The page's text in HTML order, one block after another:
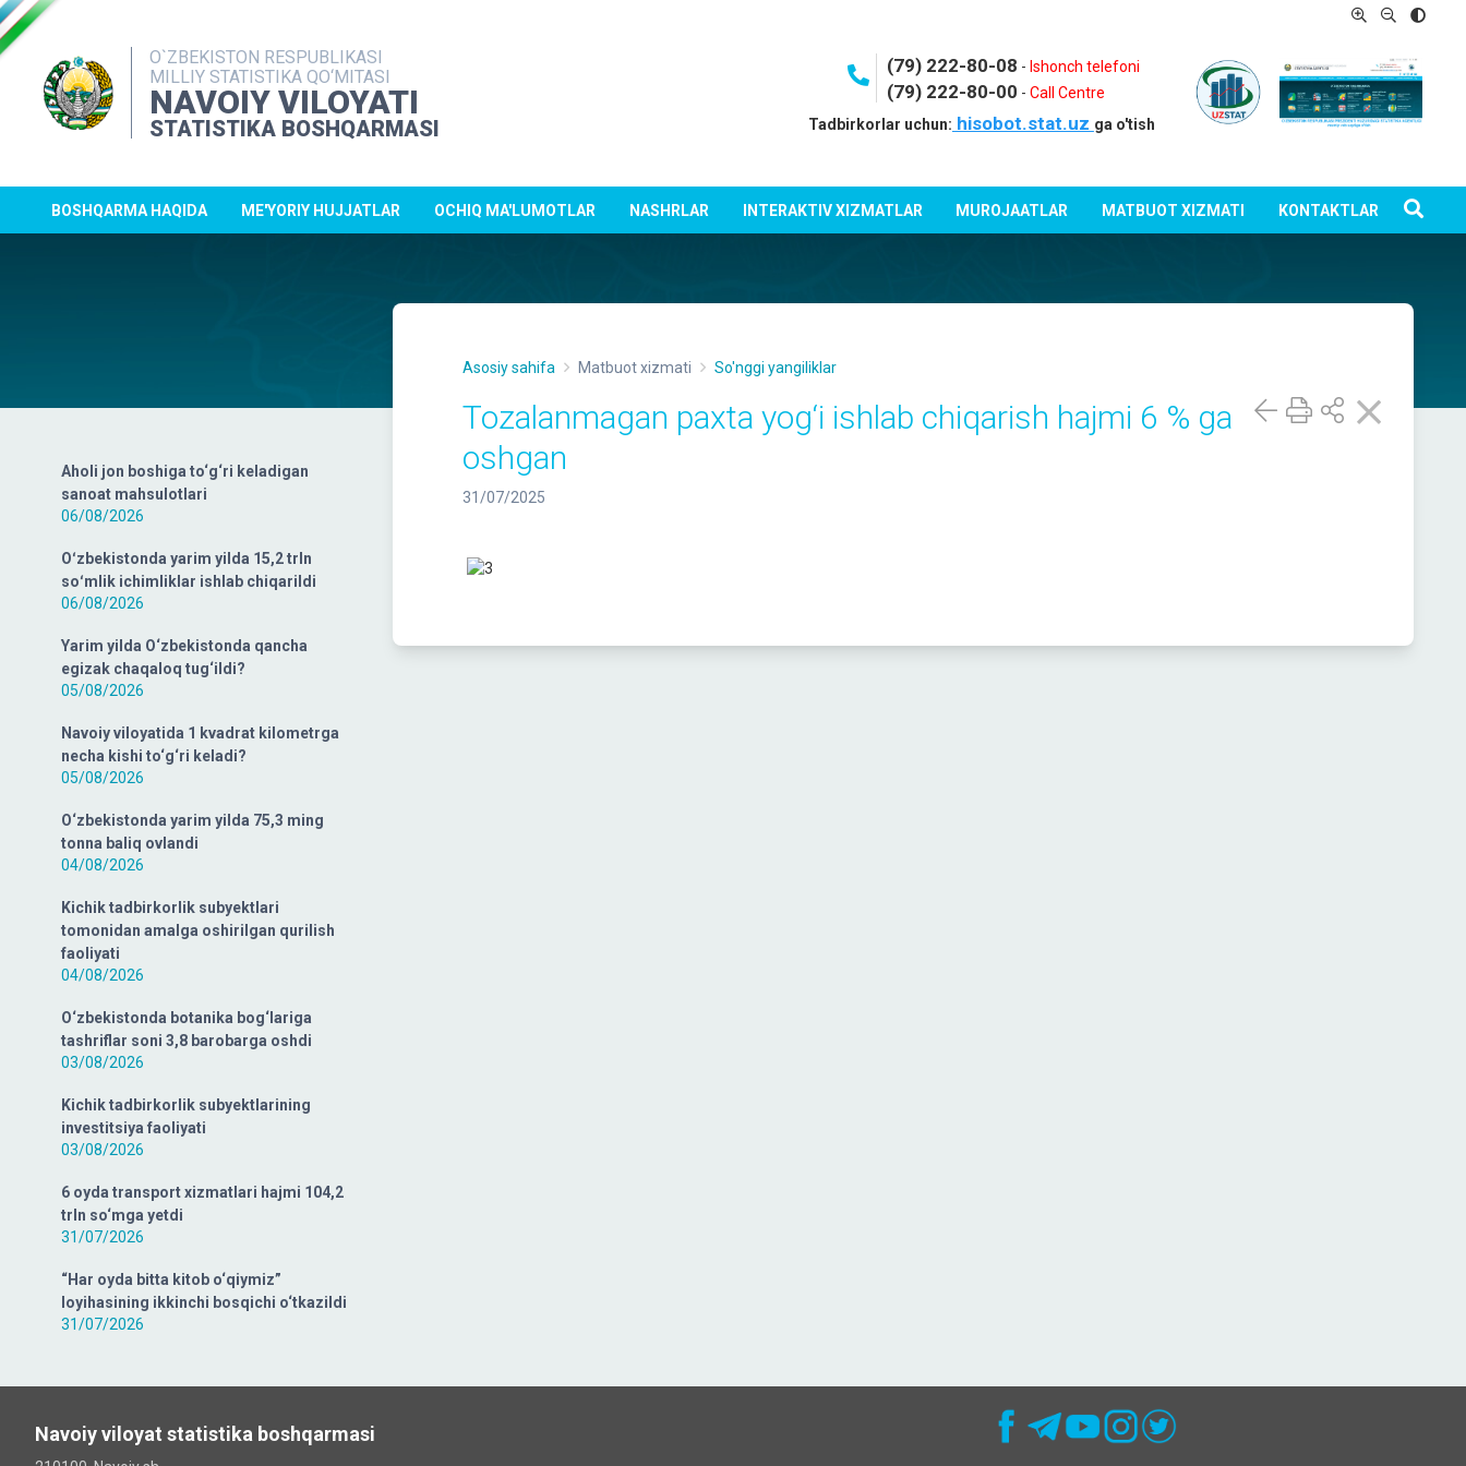
O`ZBEKISTON RESPUBLIKASI
MILLIY STATISTIKA QO‘MITASI
NAVOIY VILOYATI
STATISTIKA BOSHQARMASI
(79) 222-80-08 - Ishonch telefoni
(79) 222-80-00 -Call Centre
Tadbirkorlar uchun: hisobot.stat.uz ga o'tish
BOSHQARMA HAQIDA ME'YORIY HUJJATLAR OCHIQ MA'LUMOTLAR NASHRLAR INTERAKTIV XIZMATLAR MUROJAATLAR MATBUOT XIZMATI KONTAKTLAR
Aholi jon boshiga to‘g‘ri keladigan
sanoat mahsulotlari
06/08/2026
Oʻzbekistonda yarim yilda 15,2 trln
soʻmlik ichimliklar ishlab chiqarildi
06/08/2026
Yarim yilda O‘zbekistonda qancha
egizak chaqaloq tug‘ildi?
05/08/2026
Navoiy viloyatida 1 kvadrat kilometrga
necha kishi to‘g‘ri keladi?
05/08/2026
O‘zbekistonda yarim yilda 75,3 ming
tonna baliq ovlandi
04/08/2026
Kichik tadbirkorlik subyektlari
tomonidan amalga oshirilgan qurilish
faoliyati
04/08/2026
O‘zbekistonda botanika bog‘lariga
tashriflar soni 3,8 barobarga oshdi
03/08/2026
Kichik tadbirkorlik subyektlarining
investitsiya faoliyati
03/08/2026
6 oyda transport xizmatlari hajmi 104,2
trln so‘mga yetdi
31/07/2026
“Har oyda bitta kitob o‘qiymiz”
loyihasining ikkinchi bosqichi o‘tkazildi
31/07/2026
Asosiy sahifa Matbuot xizmati So'nggi yangiliklar
Tozalanmagan paxta yog‘i ishlab chiqarish hajmi 6 % ga
oshgan
31/07/2025
Navoiy viloyat statistika boshqarmasi